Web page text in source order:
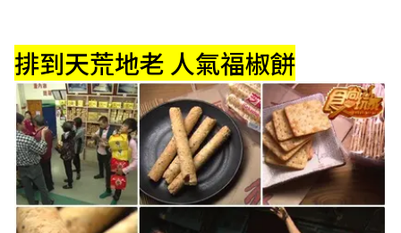
排到天荒地老 人氣福椒餅